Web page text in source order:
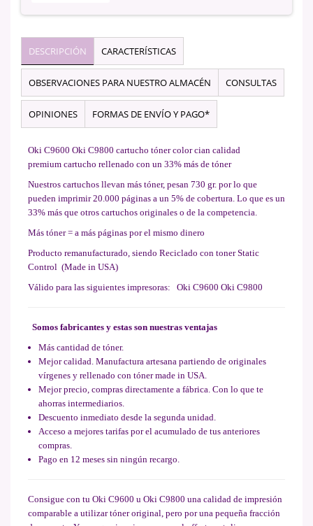
DESCRIPCIÓN CARACTERÍSTICAS
OBSERVACIONES PARA NUESTRO ALMACÉN CONSULTAS
OPINIONES FORMAS DE ENVÍO Y PAGO*
Oki C9600 Oki C9800 cartucho tóner color cian calidad
premium cartucho rellenado con un 33% más de tóner
Nuestros cartuchos llevan más tóner, pesan 730 gr. por lo que
pueden imprimir 20.000 páginas a un 5% de cobertura. Lo que es un
33% más que otros cartuchos originales o de la competencia.
Más tóner = a más páginas por el mismo dinero
Producto remanufacturado, siendo Reciclado con toner Static
Control (Made in USA)
Válido para las siguientes impresoras: Oki C9600 Oki C9800
Somos fabricantes y estas son nuestras ventajas
Más cantidad de tóner.
Mejor calidad. Manufactura artesana partiendo de originales
vírgenes y rellenado con tóner made in USA.
Mejor precio, compras directamente a fábrica. Con lo que te
ahorras intermediarios.
Descuento inmediato desde la segunda unidad.
Acceso a mejores tarifas por el acumulado de tus anteriores
compras.
Pago en 12 meses sin ningún recargo.
Consigue con tu Oki C9600 u Oki C9800 una calidad de impresión
comparable a utilizar tóner original, pero por una pequeña fracción